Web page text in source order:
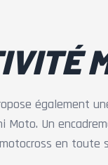
également
Moto. Un
en toute